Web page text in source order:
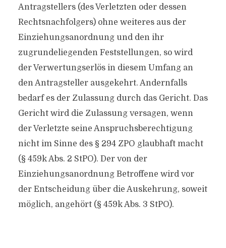
Antragstellers (des Verletzten oder dessen
Rechtsnachfolgers) ohne weiteres aus der
Einziehungsanordnung und den ihr
zugrundeliegenden Feststellungen, so wird
der Verwertungserlös in diesem Umfang an
den Antragsteller ausgekehrt. Andernfalls
bedarf es der Zulassung durch das Gericht. Das
Gericht wird die Zulassung versagen, wenn
der Verletzte seine Anspruchsberechtigung
nicht im Sinne des § 294 ZPO glaubhaft macht
(§ 459k Abs. 2 StPO). Der von der
Einziehungsanordnung Betroffene wird vor
der Entscheidung über die Auskehrung, soweit
möglich, angehört (§ 459k Abs. 3 StPO).